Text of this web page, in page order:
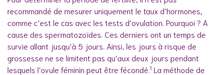
recommandé de mesurer uniquement le taux d’hormones,
comme c’est le cas avec les tests d’ovulation. Pourquoi ? A
cause des spermatozoïdes. Ces derniers ont un temps de
survie allant jusqu’à 5 jours. Ainsi, les jours à risque de
grossesse ne se limitent pas qu’aux deux jours pendant
lesquels l’ovule féminin peut être fécondé. 1 La méthode de